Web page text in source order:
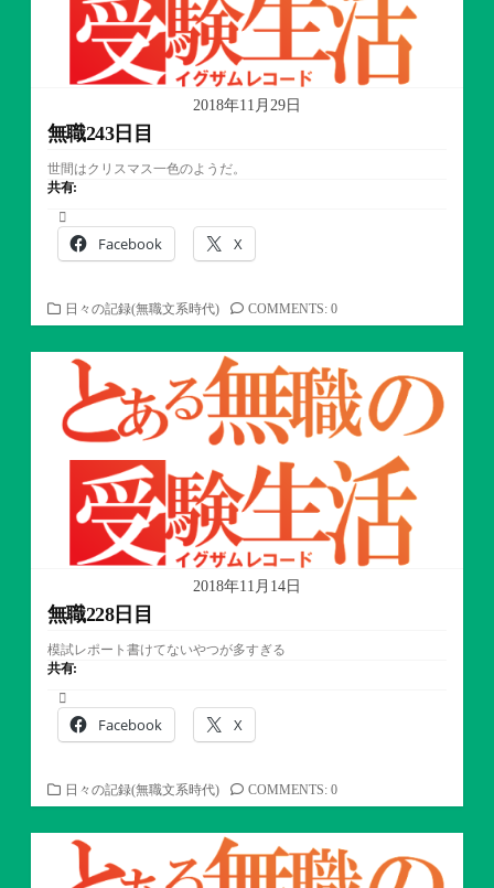
2018年11月29日
無職243日目
世間はクリスマス一色のようだ。
共有:
Facebook X
カ
テ
ゴ
日々の記録(無職文系時代) COMMENTS: 0
2018年11月14日
無職228日目
模試レポート書けてないやつが多すぎる
共有:
Facebook X
カ
テ
ゴ
日々の記録(無職文系時代) COMMENTS: 0